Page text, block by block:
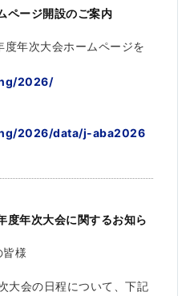
ページ開設のご案内
年次大会ホームページを
2026/
2026/data/j-aba2026
年次大会に関するお知ら
皆様
大会の日程について、下記